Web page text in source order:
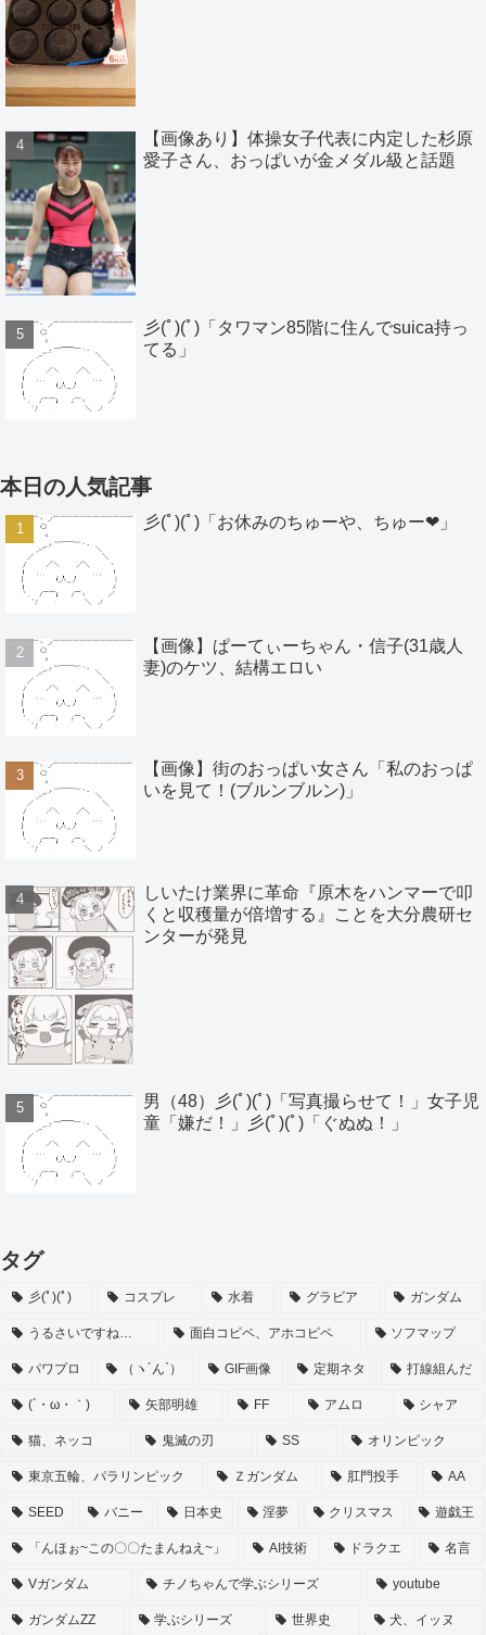
【画像あり】体操女子代表に内定した杉原
愛子さん、おっぱいが金メダル級と話題
彡(ﾟ)(ﾟ)「タワマン85階に住んでsuica持っ
てる」
本日の人気記事
彡(ﾟ)(ﾟ)「お休みのちゅーや、ちゅー❤」
【画像】ぱーてぃーちゃん・信子(31歳人
妻)のケツ、結構エロい
【画像】街のおっぱい女さん「私のおっぱ
いを見て！(ブルンブルン)」
しいたけ業界に革命『原木をハンマーで叩
くと収穫量が倍増する』ことを大分農研セ
ンターが発見
男（48）彡(ﾟ)(ﾟ)「写真撮らせて！」女子児
童「嫌だ！」彡(ﾟ)(ﾟ)「ぐぬぬ！」
タグ
彡(ﾟ)(ﾟ) コスプレ 水着 グラビア ガンダム
うるさいですね… 面白コピペ、アホコピペ ソフマップ
パワプロ （ヽ´ん`） GIF画像 定期ネタ 打線組んだ
(´・ω・｀) 矢部明雄 FF アムロ シャア
猫、ネッコ 鬼滅の刃 SS オリンピック
東京五輪、パラリンピック Ｚガンダム 肛門投手 AA
SEED バニー 日本史 淫夢 クリスマス 遊戯王
「んほぉ~この〇〇たまんねえ~」 AI技術 ドラクエ 名言
Vガンダム チノちゃんで学ぶシリーズ youtube
ガンダムZZ 学ぶシリーズ 世界史 犬、イッヌ